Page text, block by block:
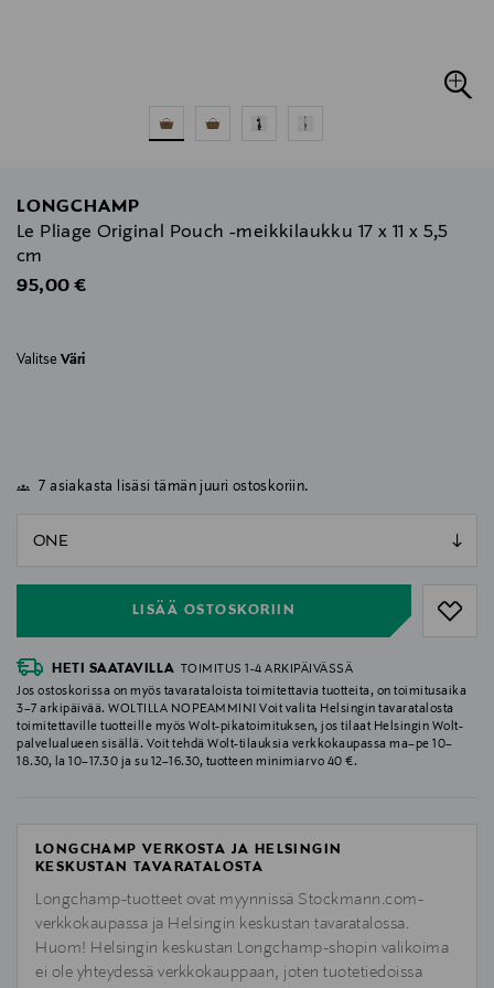
LONGCHAMP
Le Pliage Original Pouch -meikkilaukku 17 x 11 x 5,5
cm
Original Price
95,00 €
Valitse Väri
7 asiakasta lisäsi tämän juuri ostoskoriin.
LISÄÄ OSTOSKORIIN
HETI SAATAVILLA
TOIMITUS 1-4 ARKIPÄIVÄSSÄ
Jos ostoskorissa on myös tavarataloista toimitettavia tuotteita, on toimitusaika
3–7 arkipäivää. WOLTILLA NOPEAMMIN! Voit valita Helsingin tavaratalosta
toimitettaville tuotteille myös Wolt-pikatoimituksen, jos tilaat Helsingin Wolt-
palvelualueen sisällä. Voit tehdä Wolt-tilauksia verkkokaupassa ma–pe 10–
18.30, la 10–17.30 ja su 12–16.30, tuotteen minimiarvo 40 €.
LONGCHAMP VERKOSTA JA HELSINGIN
KESKUSTAN TAVARATALOSTA
Longchamp-tuotteet ovat myynnissä Stockmann.com-
verkkokaupassa ja Helsingin keskustan tavaratalossa.
Huom! Helsingin keskustan Longchamp-shopin valikoima
ei ole yhteydessä verkkokauppaan, joten tuotetiedoissa